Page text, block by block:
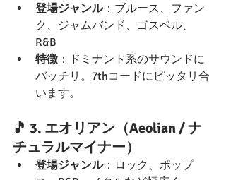
登場ジャンル：ブルース、ファン
ク、ジャムバンド、ゴスペル、
R&B
特徴 ：ドミナント系のサウンドに
バッチリ。7thコードにピッタリ合
います。
🎵 3. エオリアン（Aeolian / ナ
チュラルマイナー）
登場ジャンル：ロック、ポップ